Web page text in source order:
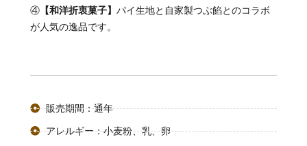
④ 【和洋折衷菓子】パイ生地と自家製つぶ餡とのコラボ
が人気の逸品です。
販売期間：通年
アレルギー：小麦粉、乳、卵